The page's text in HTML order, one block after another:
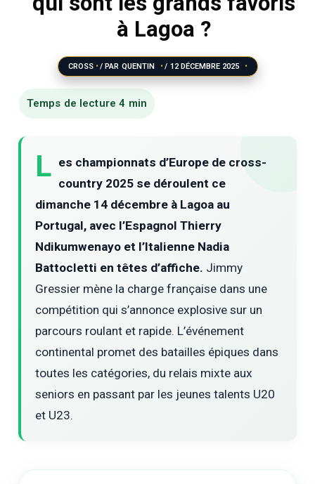
à Lagoa ?
CROSS / PAR QUENTIN / 12 DÉCEMBRE 2025
L es championnats d’Europe de cross-
country 2025 se déroulent ce
dimanche 14 décembre à Lagoa au
Portugal, avec l’Espagnol Thierry
Ndikumwenayo et l’Italienne Nadia
Battocletti en têtes d’affiche. Jimmy
Gressier mène la charge française dans une
compétition qui s’annonce explosive sur un
parcours roulant et rapide. L’événement
continental promet des batailles épiques dans
toutes les catégories, du relais mixte aux
seniors en passant par les jeunes talents U20
et U23.